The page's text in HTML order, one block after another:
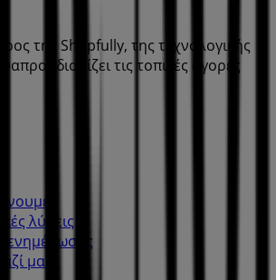
της Shopfully, της τεχνολογικής
τις τοπικές αγορές
λύσεις
ενημέρωσης
μας